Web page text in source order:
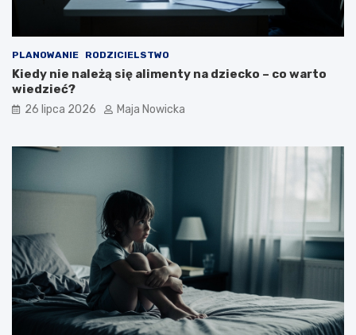
PLANOWANIE RODZICIELSTWO
Kiedy nie należą się alimenty na dziecko – co warto
wiedzieć?
26 lipca 2026 Maja Nowicka